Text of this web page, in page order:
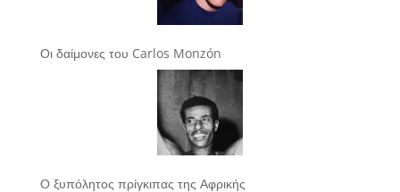
Οι δαίμονες του Carlos Monzón
Ο ξυπόλητος πρίγκιπας της Αφρικής